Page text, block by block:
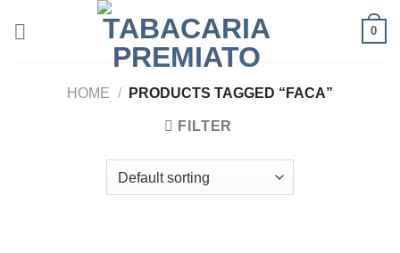
0
HOME / PRODUCTS TAGGED “FACA”
FILTER